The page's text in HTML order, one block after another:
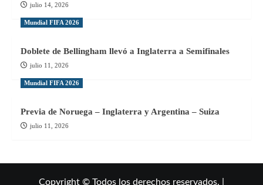
julio 14, 2026
Mundial FIFA 2026
Doblete de Bellingham llevó a Inglaterra a Semifinales
julio 11, 2026
Mundial FIFA 2026
Previa de Noruega – Inglaterra y Argentina – Suiza
julio 11, 2026
Copyright © Todos los derechos reservados. |